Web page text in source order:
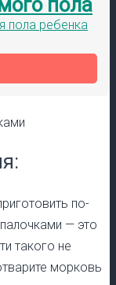
пола ребенка
по-
— это
такого не
морковь